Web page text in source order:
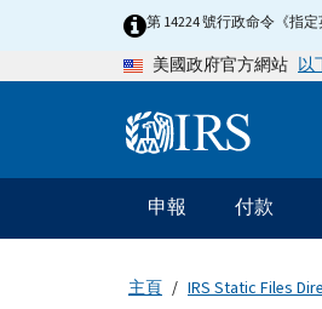
第 14224 號行政命令《指
美國政府官方網站 以
主
要
導
申報 付款
主頁 IRS Static Files